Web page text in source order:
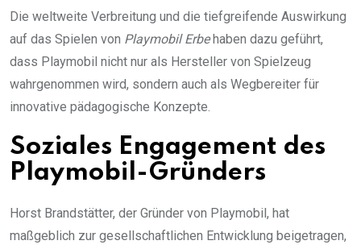
Die weltweite Verbreitung und die tiefgreifende Auswirkung
auf das Spielen von Playmobil Erbehaben dazu geführt,
dass Playmobil nicht nur als Hersteller von Spielzeug
wahrgenommen wird, sondern auch als Wegbereiter für
innovative pädagogische Konzepte.
Soziales Engagement des
Playmobil-Gründers
Horst Brandstätter, der Gründer von Playmobil, hat
maßgeblich zur gesellschaftlichen Entwicklung beigetragen,